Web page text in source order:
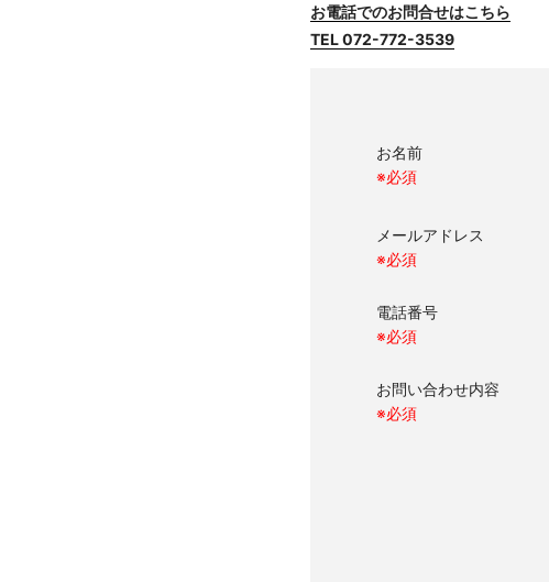
お電話でのお問合せはこちら
TEL072-772-3539
お名前
※必須
メールアドレス
※必須
電話番号
※必須
お問い合わせ内容
※必須